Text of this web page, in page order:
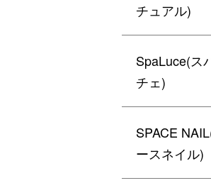
チュアル)
SpaLuce(ス
チェ)
SPACE
ースネイル)